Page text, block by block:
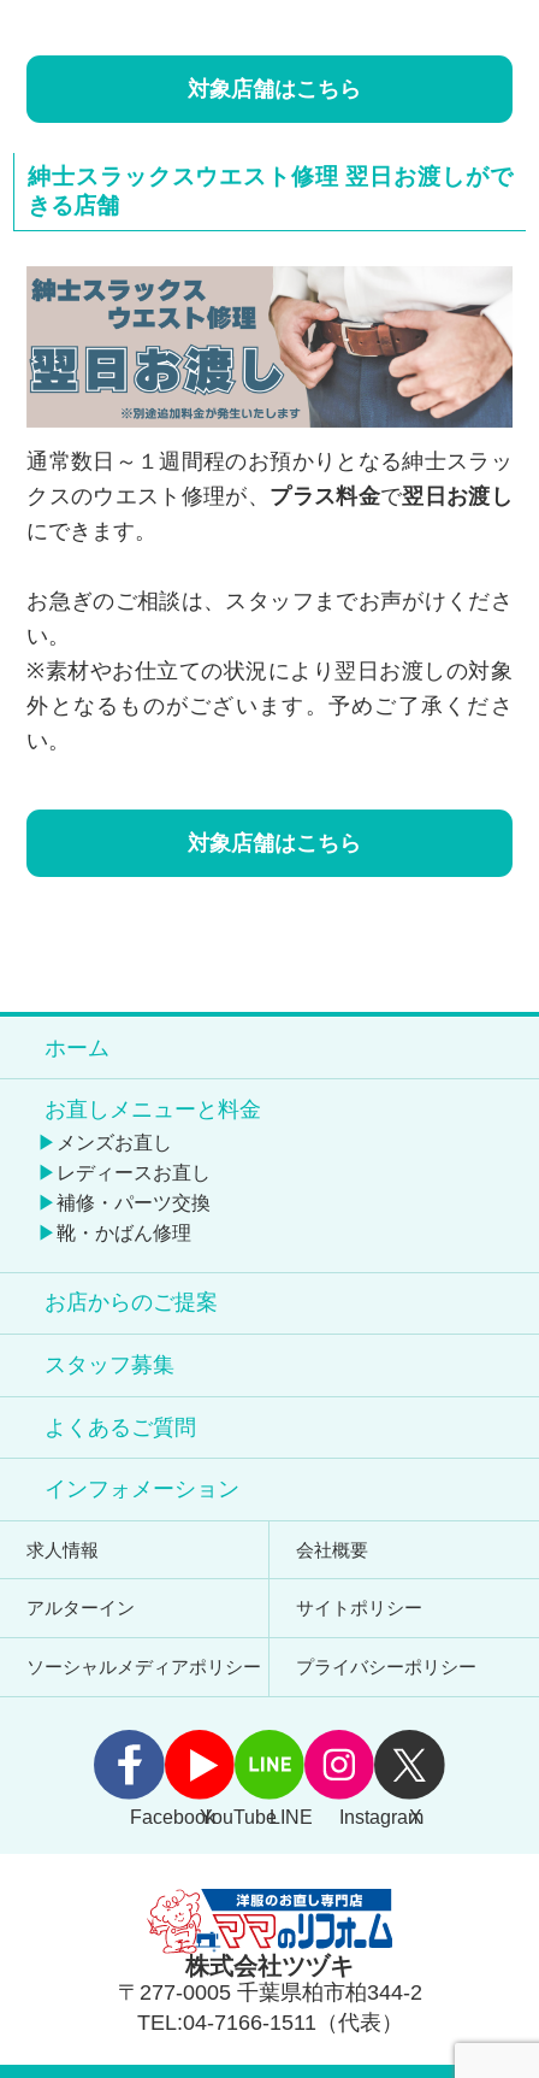
対象店舗はこちら
紳士スラックスウエスト修理 翌日お渡しがで
きる店舗
通常数日～１週間程のお預かりとなる紳士スラッ
クスのウエスト修理が、 プラス料金で翌日お渡し
にできます。
お急ぎのご相談は、スタッフまでお声がけくださ
い。
※素材やお仕立ての状況により翌日お渡しの対象
外となるものがございます。予めご了承くださ
い。
対象店舗はこちら
ホーム
お直しメニューと料金
メンズお直し
レディースお直し
補修・パーツ交換
靴・かばん修理
お店からのご提案
スタッフ募集
よくあるご質問
インフォメーション
求人情報 会社概要
アルターイン サイトポリシー
ソーシャルメディアポリシー プライバシーポリシー
FacebookYouTubeLINE Instagram
X
株式会社ツヅキ
〒277-0005 千葉県柏市柏344-2
TEL:04-7166-1511（代表）